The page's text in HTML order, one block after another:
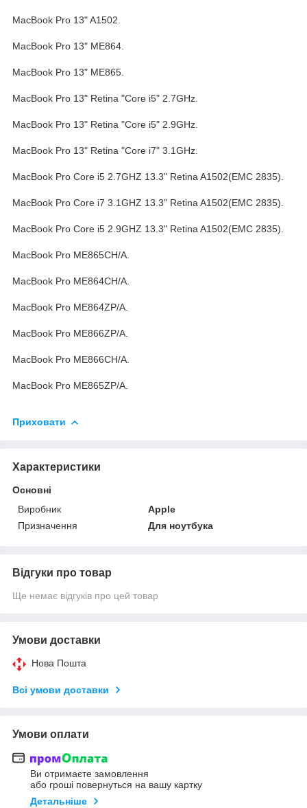
MacBook Pro 13" A1502.
MacBook Pro 13" ME864.
MacBook Pro 13" ME865.
MacBook Pro 13" Retina "Core i5" 2.7GHz.
MacBook Pro 13" Retina "Core i5" 2.9GHz.
MacBook Pro 13" Retina "Core i7" 3.1GHz.
MacBook Pro Core i5 2.7GHZ 13.3" Retina A1502(EMC 2835).
MacBook Pro Core i7 3.1GHZ 13.3" Retina A1502(EMC 2835).
MacBook Pro Core i5 2.9GHZ 13.3" Retina A1502(EMC 2835).
MacBook Pro ME865CH/A.
MacBook Pro ME864CH/A.
MacBook Pro ME864ZP/A.
MacBook Pro ME866ZP/A.
MacBook Pro ME866CH/A.
MacBook Pro ME865ZP/A.
Приховати
Характеристики
Основні
Виробник
Apple
Призначення
Для ноутбука
Відгуки про товар
Ще немає відгуків про цей товар
Умови доставки
Нова Пошта
Всі умови доставки
Умови оплати
Ви отримаєте замовлення
або гроші повернуться на вашу картку
Детальніше